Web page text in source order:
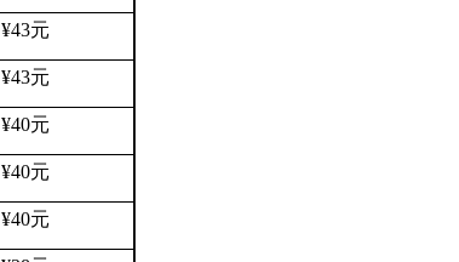
¥43元
¥43元
¥40元
¥40元
¥40元